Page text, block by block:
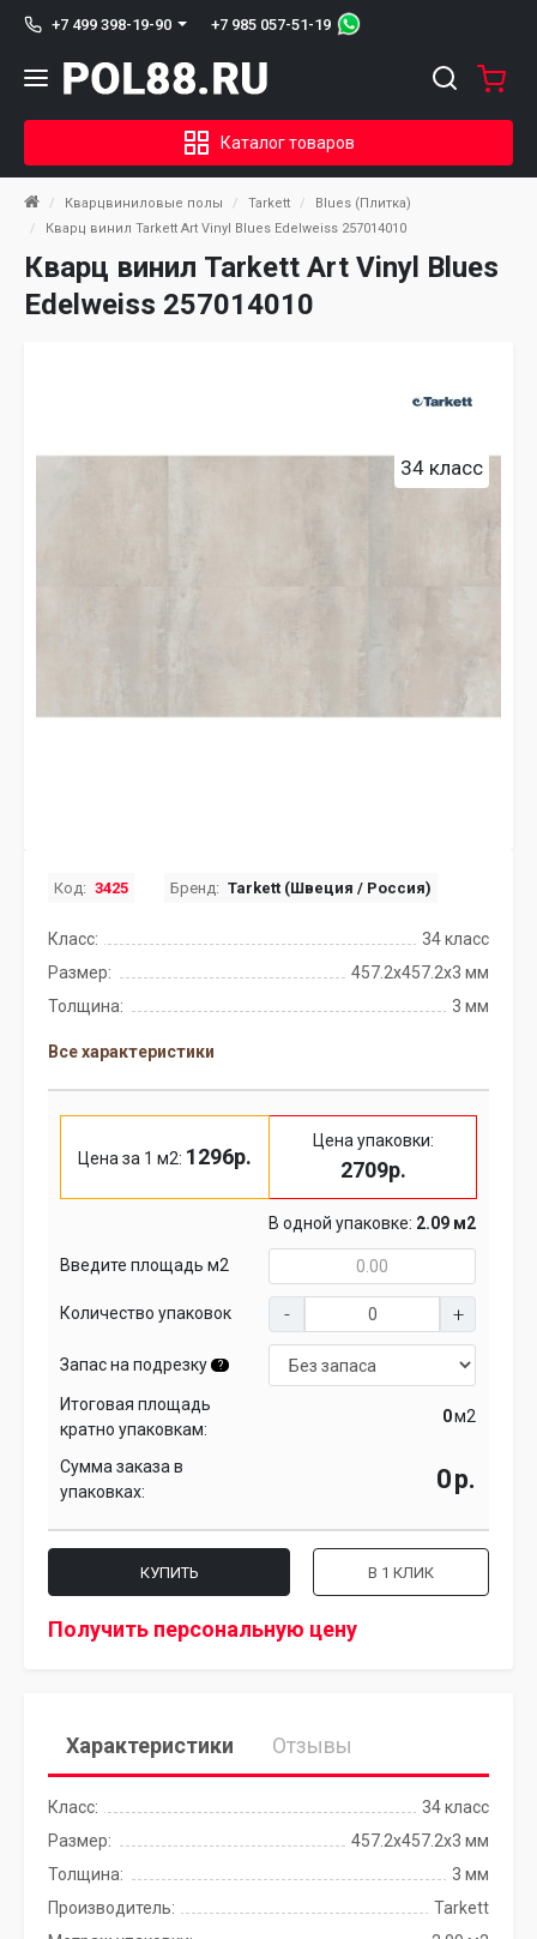
+7 499 398-19-90 +7 985 057-51-19
Каталог товаров
Кварцвиниловые полы Tarkett
Blues (Плитка)
Кварц винил Tarkett Art Vinyl Blues Edelweiss 257014010
Кварц винил Tarkett Art Vinyl Blues
Edelweiss 257014010
34 класс
Код: 3425 Бренд: Tarkett (Швеция / Россия)
Класс:
34 класс
Размер:
457.2x457.2х3 мм
Толщина:
3 мм
Все характеристики
Цена за 1 м2: 1296р.
Цена упаковки:
2709р.
В одной упаковке: 2.09 м2
Введите площадь м2
Количество упаковок
Запас на подрезку ?
Итоговая площадь
кратно упаковкам:
м2
Сумма заказа в
упаковках:
р.
КУПИТЬ В 1 КЛИК
Получить персональную цену
Характеристики Отзывы
Класс:
34 класс
Размер:
457.2x457.2х3 мм
Толщина:
3 мм
Производитель:
Tarkett